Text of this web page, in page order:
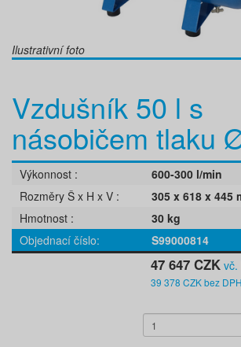
Ilustrativní foto
Vzdušník 50 l s
násobičem tlaku
Výkonnost
600-300 l/min
Rozměry Š x H x V
305 x 618 x 445
Hmotnost
30 kg
Objednací číslo
S99000814
47 647 CZK vč.
39 378 CZK bez DPH